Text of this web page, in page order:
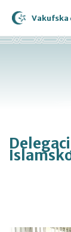
Vakufska